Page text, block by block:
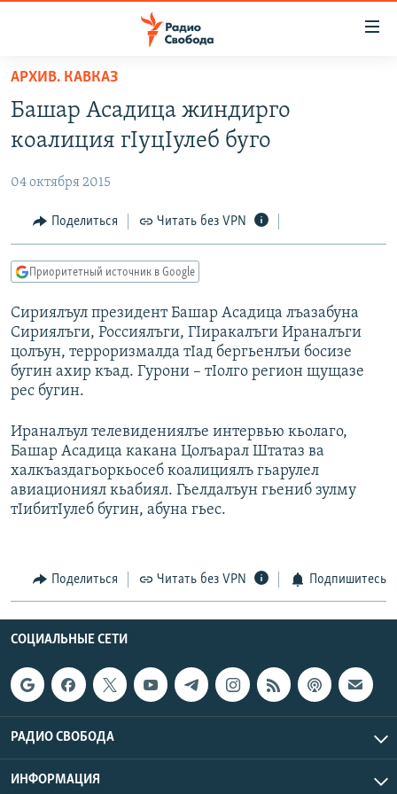
упрощенного
доступа
основному
Вернутся
главной
навигации
Вернутся
поиску
ПОДКАСТЫ
АВТОРСКИЕ ПРОЕКТЫ
ЦИТАТЫ СВОБОДЫ
МНЕНИЯ
IDEL.РЕАЛИИ
КАВКАЗ.РЕАЛИИ
СЕВЕР.РЕАЛИИ
СИБИРЬ.РЕАЛИИ
ПОДПИШИТЕСЬ НА РАССЫЛКУ
СОЦИАЛЬНЫЕ СЕТИ
АРХИВ. КАВКАЗ
Башар Асадица жиндирго
коалиция гIуцIулеб буго
04 октября 2015
Поделиться Читать без VPN
Приоритетный источник в Google
Сириялъул президент Башар Асадица лъазабуна
Сириялъги, Россиялъги, ГIиракалъги Ираналъги
цолъун, терроризмалда тIад бергьенлъи босизе
бугин ахир къад. Гурони – тIолго регион щущазе
рес бугин.
Ираналъул телевидениялъе интервью кьолаго,
Башар Асадица какана Цолъарал Штатаз ва
халкъаздагьоркьосеб коалициялъ гьарулел
авиациониял кьабиял. Гьелдалъун гьениб зулму
тIибитIулеб бугин, абуна гьес.
Поделиться Читать без VPN Подпишитесь
СОЦИАЛЬНЫЕ СЕТИ
РАДИО СВОБОДА
ИНФОРМАЦИЯ